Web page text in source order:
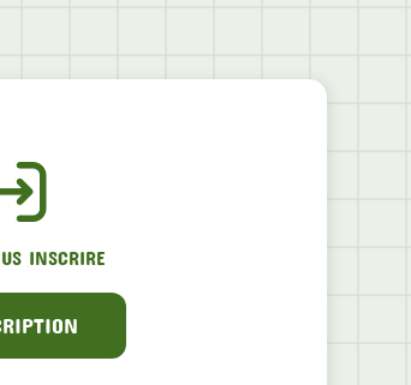
INSCRIRE